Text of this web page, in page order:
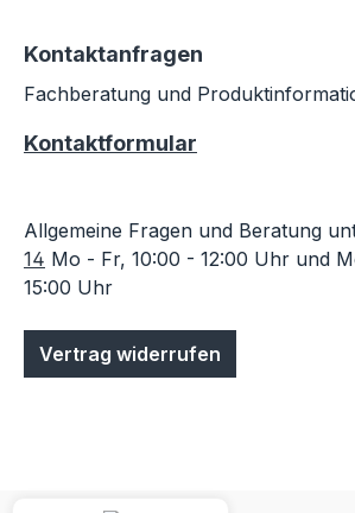
Kontaktanfragen
Fachberatung und
Kontaktformular
Allgemeine Fragen und Beratung
14 Mo - Fr, 10:00 - 12:00 Uhr und
15:00 Uhr
Vertrag widerrufen